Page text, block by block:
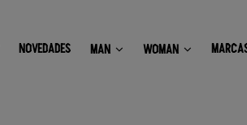
NOVEDADES MAN WOMAN